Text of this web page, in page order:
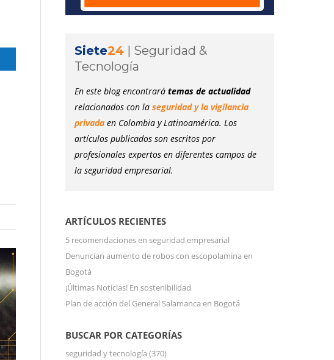
Siete24| Seguridad &
Tecnología
En este blog encontrará temas de actualidad
relacionados con la seguridad y la vigilancia
privadaen Colombia y Latinoamérica. Los
artículos publicados son escritos por
profesionales expertos en diferentes campos de
la seguridad empresarial.
ARTÍCULOS RECIENTES
5 recomendaciones en seguridad empresarial
Denuncian aumento de robos con escopolamina en
Bogotá
¡Últimas Noticias! En sostenibilidad
Plan de acción del General Salamanca en Bogotá
BUSCAR POR CATEGORÍAS
seguridad y tecnología (370)